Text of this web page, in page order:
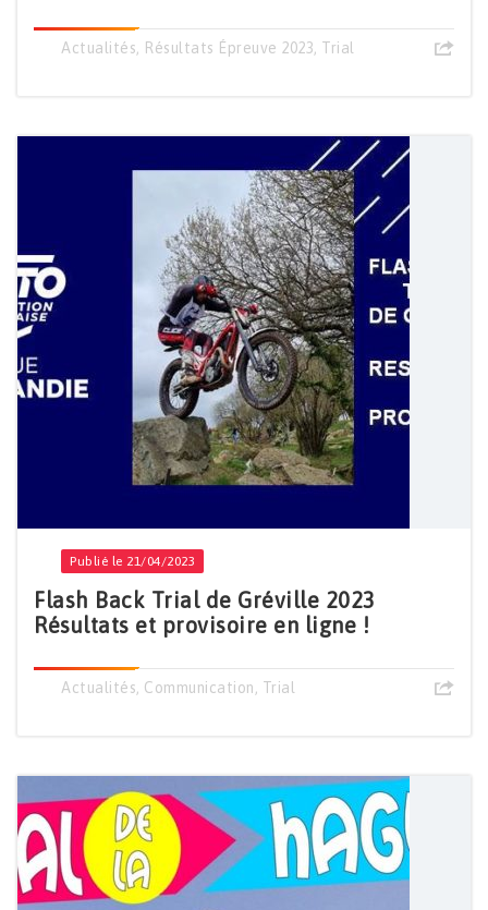
Actualités Résultats Épreuve 2023 Trial
Publié le 21/04/2023
Flash Back Trial de Gréville 2023
Résultats et provisoire en ligne !
Actualités Communication Trial